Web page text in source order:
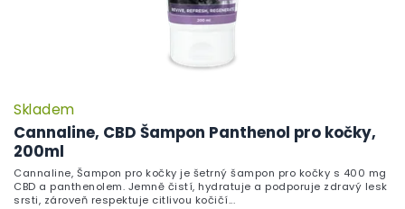
Cannaline, CBD Šampon Panthenol pro kočky,
200ml
Skladem
Cannaline, Šampon pro kočky je šetrný šampon pro kočky s 400 mg
CBD a panthenolem. Jemně čistí, hydratuje a podporuje zdravý lesk
srsti, zároveň respektuje citlivou kočičí...